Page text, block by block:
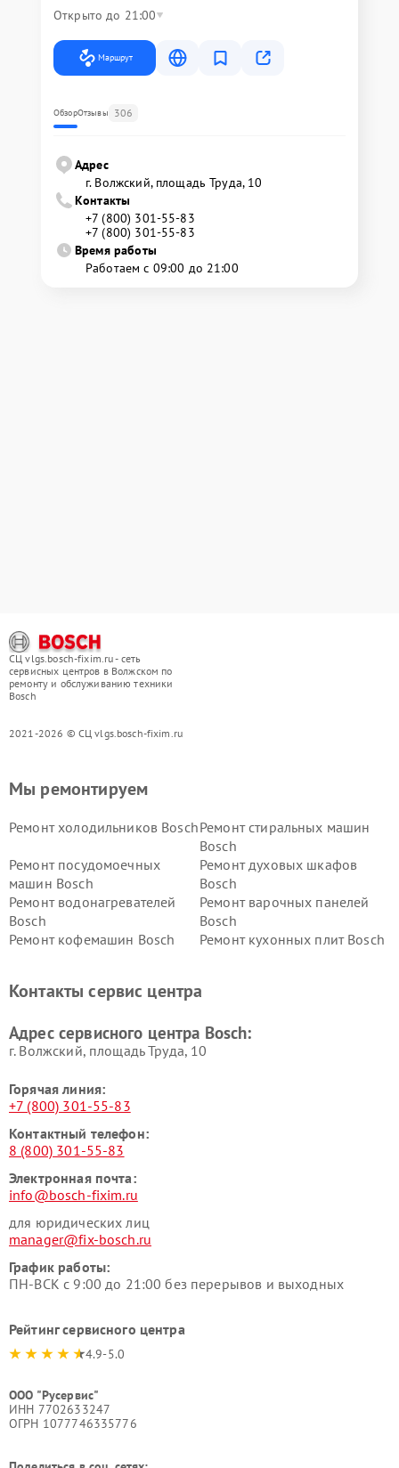
Открыто до 21:00
Маршрут
ОбзорОтзывы 306
Адрес
г. Волжский, площадь Труда, 10
Контакты
+7 (800) 301-55-83
+7 (800) 301-55-83
Время работы
Работаем с 09:00 до 21:00
СЦ vlgs.bosch-fixim.ru - сеть
сервисных центров в Волжском по
ремонту и обслуживанию техники
Bosch
2021-2026 © СЦ vlgs.bosch-fixim.ru
Мы ремонтируем
Ремонт холодильников BoschРемонт стиральных машин
Bosch
Ремонт посудомоечных
машин Bosch
Ремонт духовых шкафов
Bosch
Ремонт водонагревателей
Bosch
Ремонт варочных панелей
Bosch
Ремонт кофемашин Bosch
Ремонт кухонных плит Bosch
Ремонт сушильных автоматовРемонт морозильных камер
Контакты сервис центра
Адрес сервисного центра Bosch:
г. Волжский, площадь Труда, 10
Горячая линия:
+7 (800) 301-55-83
Контактный телефон:
8 (800) 301-55-83
Электронная почта:
info@bosch-fixim.ru
для юридических лиц
manager@fix-bosch.ru
График работы:
ПН-ВСК с 9:00 до 21:00 без перерывов и выходных
Рейтинг сервисного центра
4.9-5.0
ООО "Русервис"
ИНН 7702633247
ОГРН 1077746335776